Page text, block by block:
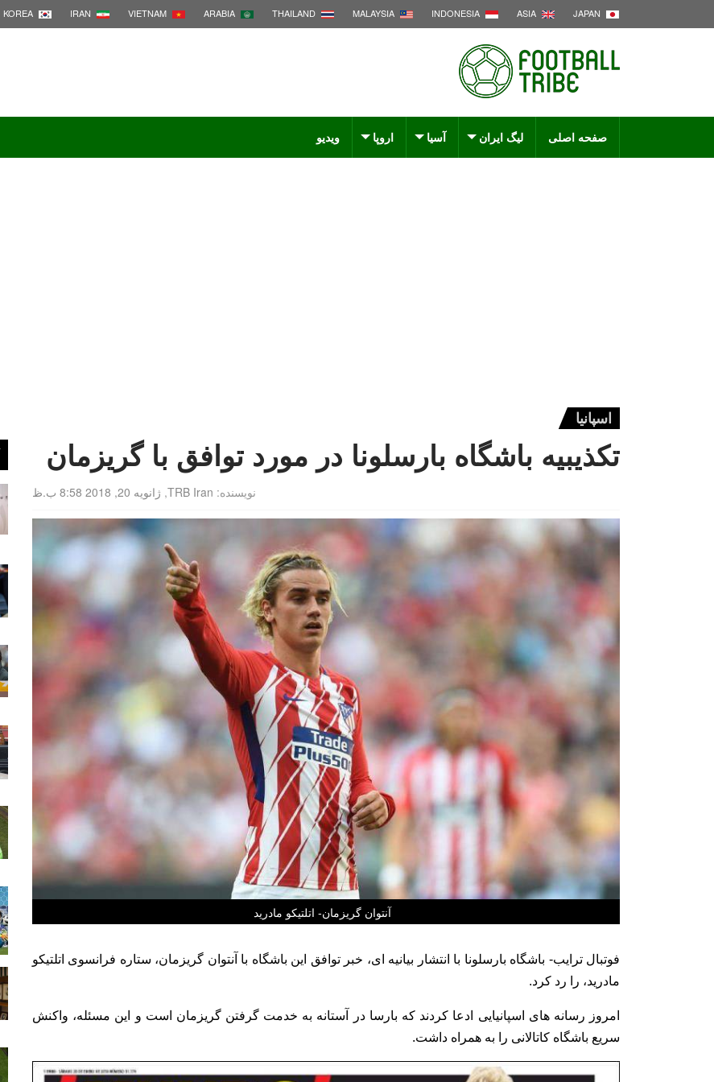
JAPAN
ASIA
INDONESIA
MALAYSIA
THAILAND
ARABIA
VIETNAM
IRAN
KOREA
صفحه اصلی لیگ ایران آسیا اروپا ویدیو
اسپانیا
تکذیبیه باشگاه بارسلونا در مورد توافق با گریزمان
نویسنده: TRB Iran
, ژانویه 20, 2018 8:58 ب.ظ
آنتوان گریزمان- اتلتیکو مادرید
فوتبال ترایب- باشگاه بارسلونا با انتشار بیانیه ای، خبر توافق این باشگاه با آنتوان گریزمان، ستاره فرانسوی اتلتیکو
مادرید، را رد کرد.
امروز رسانه های اسپانیایی ادعا کردند که بارسا در آستانه به خدمت گرفتن گریزمان است و این مسئله، واکنش
سریع باشگاه کاتالانی را به همراه داشت.